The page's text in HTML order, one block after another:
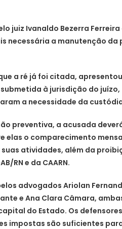
juiz Ivanaldo Bezerra Ferreira
necessária a manutenção da
a ré já foi citada,
à jurisdição do juízo,
a necessidade da
preventiva, a acusada
elas o comparecimento
atividades, além da
RN e da CAARN.
advogados Ariolan
e Ana Clara Câmara,
do Estado. Os
impostas são suficientes